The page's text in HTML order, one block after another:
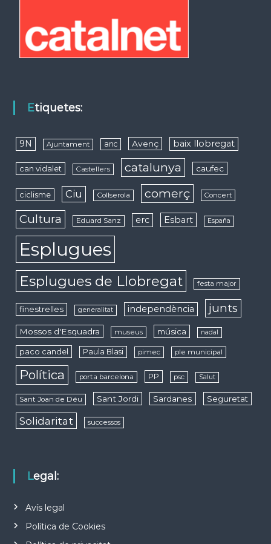
Etiquetes:
9N Ajuntament anc Avenç baix llobregat
can vidalet Castellers catalunya caufec
ciclisme Ciu Collserola comerç Concert
Cultura Eduard Sanz erc Esbart España
Esplugues
Esplugues de Llobregat festa major
finestrelles generalitat independència junts
Mossos d'Esquadra museus música nadal
paco candel Paula Blasi pimec ple municipal
Política porta barcelona PP psc Salut
Sant Joan de Déu Sant Jordi Sardanes Seguretat
Solidaritat successos
Legal:
Avís legal
Política de Cookies